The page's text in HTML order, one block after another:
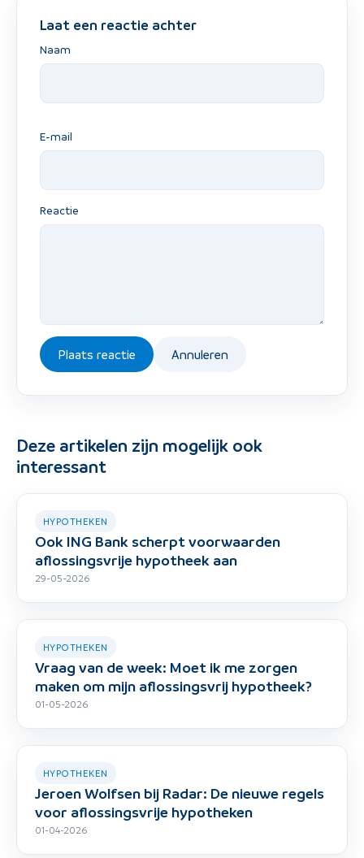
Laat een reactie achter
Naam
E-mail
Reactie
Plaats reactie Annuleren
Deze artikelen zijn mogelijk ook
interessant
HYPOTHEKEN
Ook ING Bank scherpt voorwaarden
aflossingsvrije hypotheek aan
29-05-2026
HYPOTHEKEN
Vraag van de week: Moet ik me zorgen
maken om mijn aflossingsvrij hypotheek?
01-05-2026
HYPOTHEKEN
Jeroen Wolfsen bij Radar: De nieuwe regels
voor aflossingsvrije hypotheken
01-04-2026